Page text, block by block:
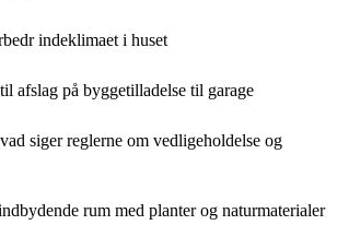
indeklimaet i huset
afslag på byggetilladelse til garage
siger reglerne om vedligeholdelse og
rum med planter og naturmaterialer